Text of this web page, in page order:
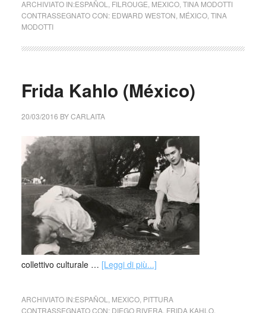
ARCHIVIATO IN:ESPAÑOL FILROUGE MEXICO, TINA MODOTTI
CONTRASSEGNATO CON: EDWARD WESTON MÉXICO, TINA
MODOTTI
Frida Kahlo (México)
20/03/2016 BYCARLAITA
collettivo culturale … [Leggi di più...]
ARCHIVIATO IN:ESPAÑOL MEXICO, PITTURA
CONTRASSEGNATO CON: DIEGO RIVERA, FRIDA KAHLO,